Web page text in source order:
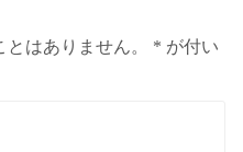
はありません。 * が付い